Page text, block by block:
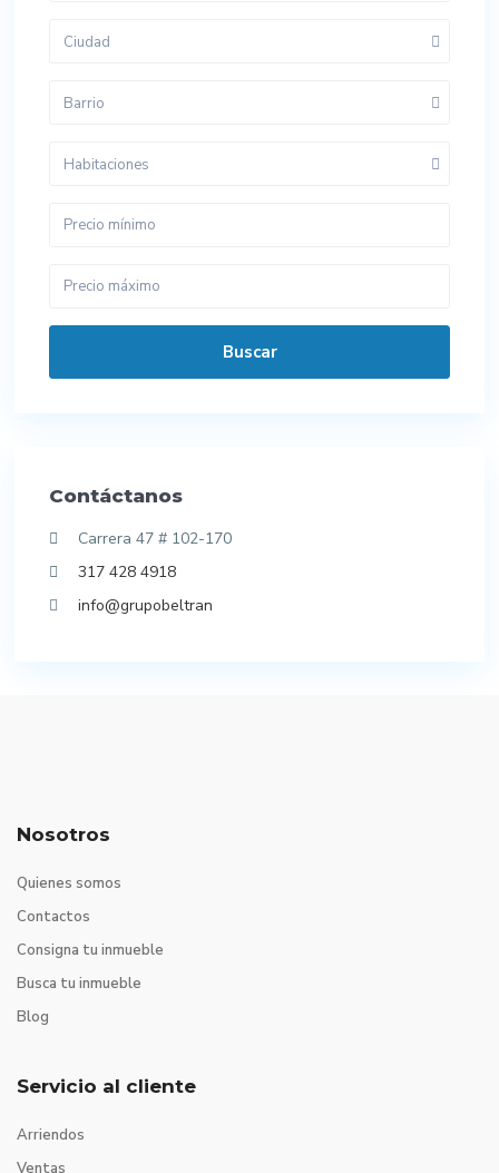
Ciudad
Barrio
Habitaciones
Buscar
Contáctanos
Carrera 47 # 102-170
317 428 4918
info@grupobeltran
Nosotros
Quienes somos
Contactos
Consigna tu inmueble
Busca tu inmueble
Blog
Servicio al cliente
Arriendos
Ventas